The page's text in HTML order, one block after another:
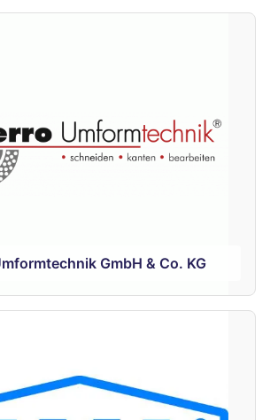
GmbH & Co. KG